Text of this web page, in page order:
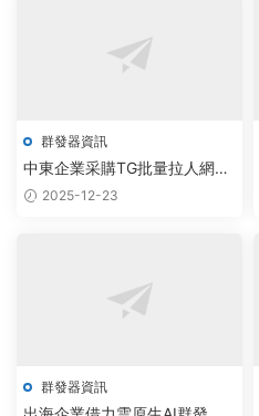
群發器資訊
中東企業采購TG批量拉人網頁
版，智能調度系統驅動雲端營
2025-12-23
群發器資訊